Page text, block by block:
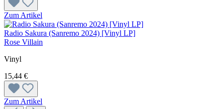
Zum Artikel
Radio Sakura (Sanremo 2024) [Vinyl LP]
Rose Villain
Vinyl
15,44 €
Zum Artikel